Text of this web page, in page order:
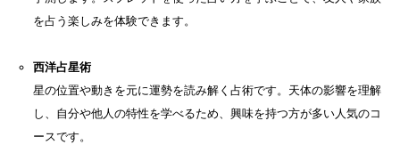
を占う楽しみを体験できます。
西洋占星術
星の位置や動きを元に運勢を読み解く占術です。天体の影響を理解
し、自分や他人の特性を学べるため、興味を持つ方が多い人気のコ
ースです。